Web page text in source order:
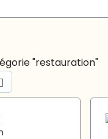
"restauration"